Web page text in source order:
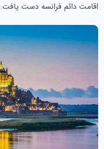
اقامت دائم فرانسه دست یافت.